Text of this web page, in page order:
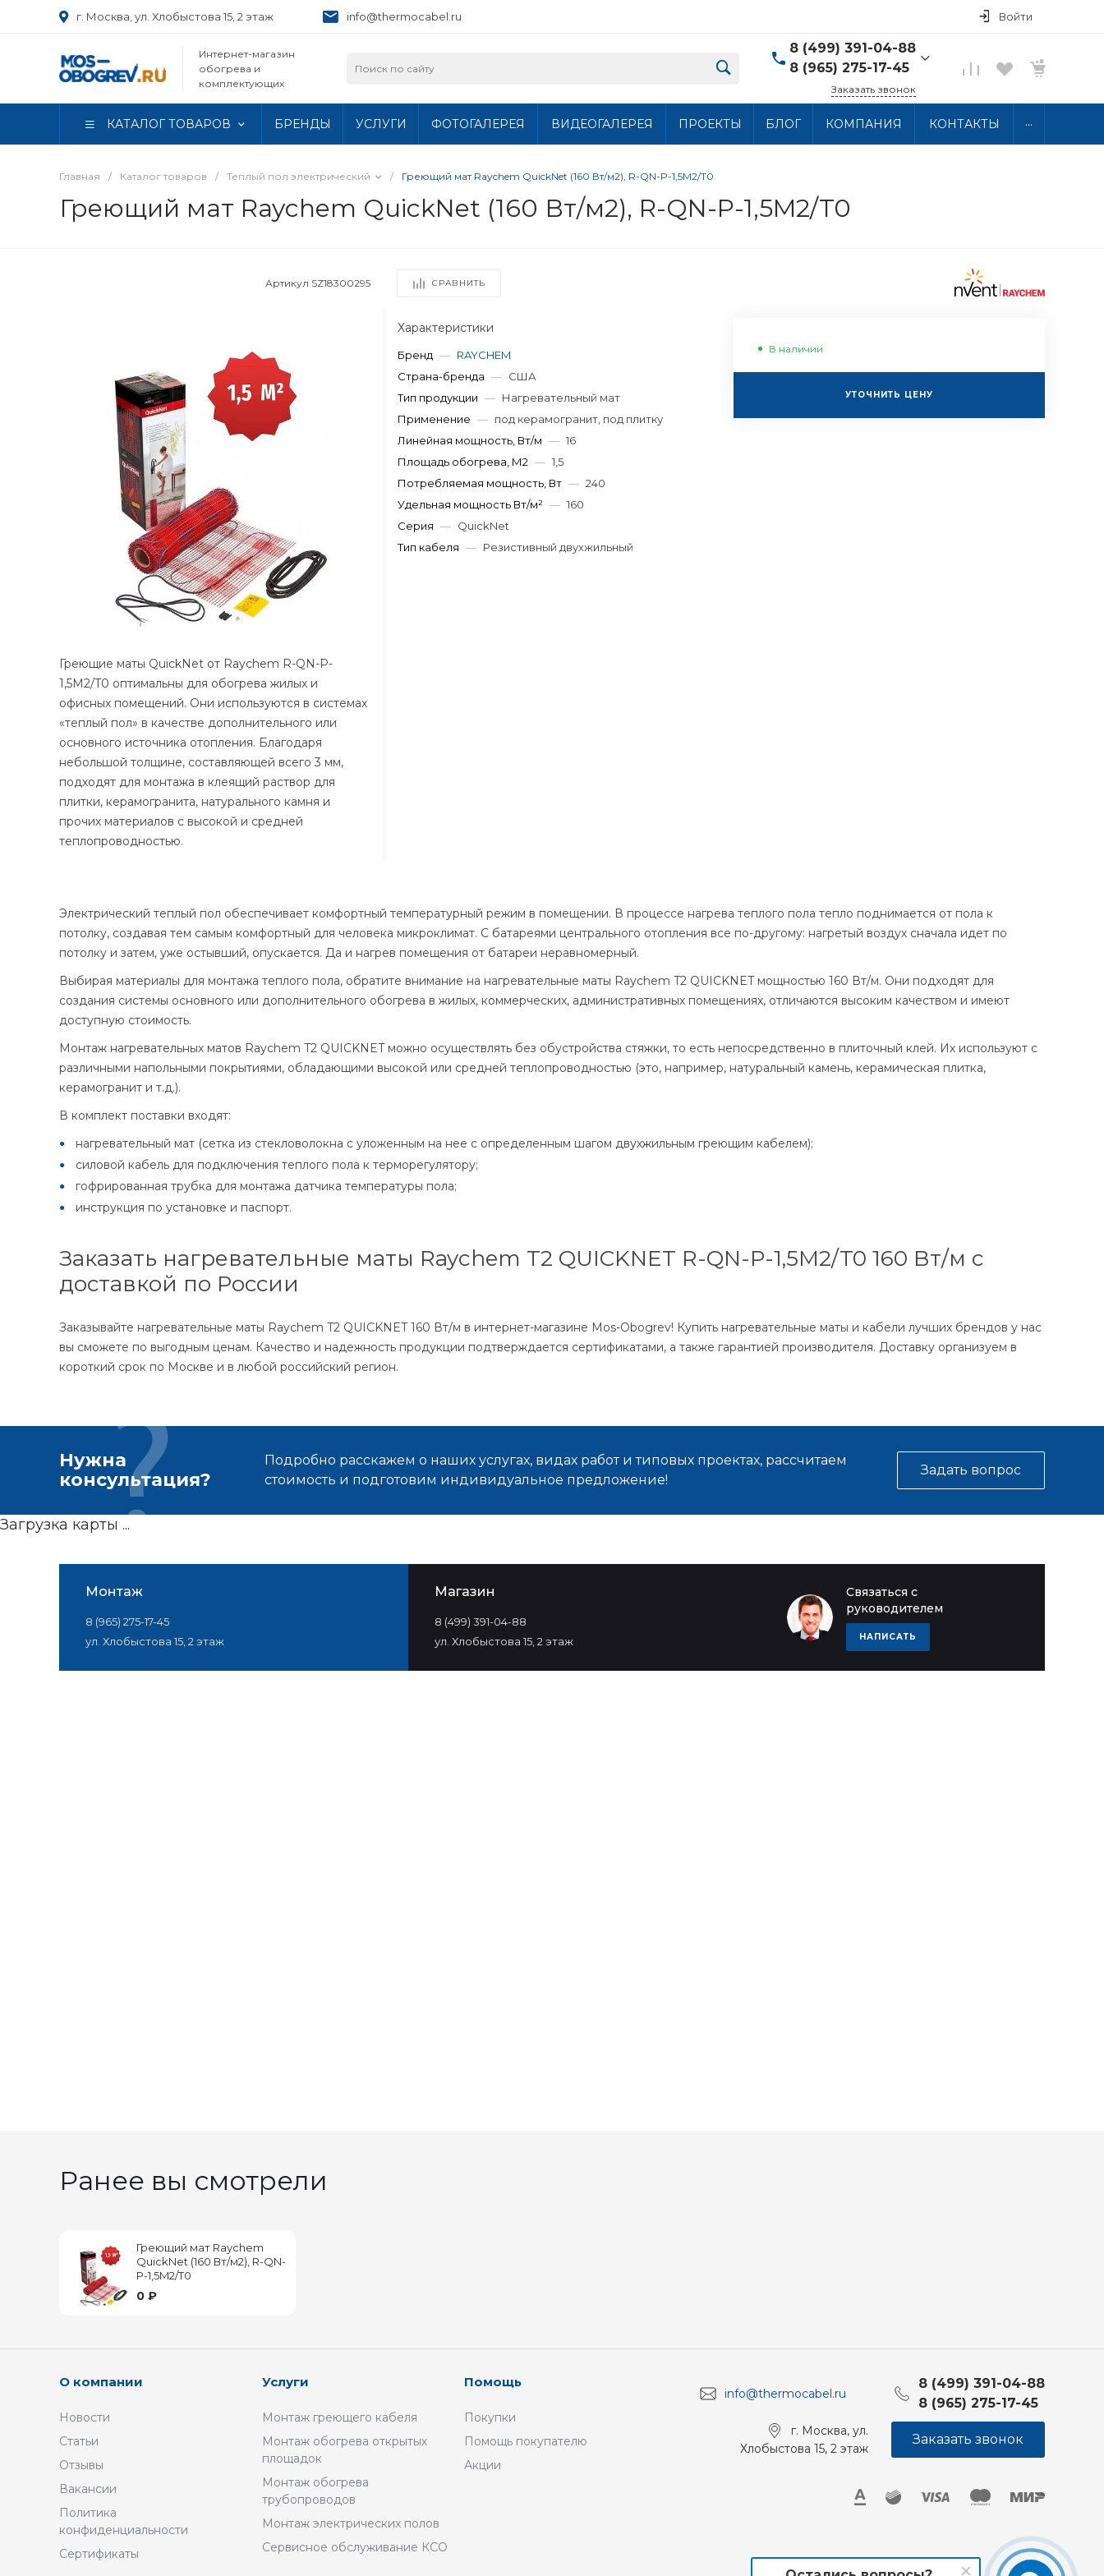
г. Москва, ул. Хлобыстова 15, 2 этаж info@thermocabel.ru Войти
Интернет-магазин
обогрева и
комплектующих
8 (499) 391-04-88
8 (965) 275-17-45
8 (499) 391-04-88
Хлобыстова 15, 2 этаж
info@thermocabel.ru
Заказать звонок
КАТАЛОГ ТОВАРОВ БРЕНДЫ УСЛУГИ ФОТОГАЛЕРЕЯ ВИДЕОГАЛЕРЕЯ ПРОЕКТЫ БЛОГ КОМПАНИЯ КОНТАКТЫ ...
Главная / Каталог товаров / Теплый пол электрический / Греющий мат Raychem QuickNet (160 Вт/м2), R-QN-P-1,5M2/T0
Греющий мат Raychem QuickNet (160 Вт/м2), R-QN-P-1,5M2/T0
Артикул SZ18300295 СРАВНИТЬ
Греющие маты QuickNet от Raychem R-QN-P-
1,5M2/T0 оптимальны для обогрева жилых и
офисных помещений. Они используются в системах
«теплый пол» в качестве дополнительного или
основного источника отопления. Благодаря
небольшой толщине, составляющей всего 3 мм,
подходят для монтажа в клеящий раствор для
плитки, керамогранита, натурального камня и
прочих материалов с высокой и средней
теплопроводностью.
Характеристики
Бренд — RAYCHEM
Страна-бренда — США
Тип продукции — Нагревательный мат
Применение — под керамогранит, под плитку
Линейная мощность, Вт/м — 16
Площадь обогрева, М2 — 1,5
Потребляемая мощность, Вт — 240
Удельная мощность Вт/м² — 160
Серия — QuickNet
Тип кабеля — Резистивный двухжильный
В наличии
УТОЧНИТЬ ЦЕНУ
Электрический теплый пол обеспечивает комфортный температурный режим в помещении. В процессе нагрева теплого пола тепло поднимается от пола к
потолку, создавая тем самым комфортный для человека микроклимат. С батареями центрального отопления все по-другому: нагретый воздух сначала идет по
потолку и затем, уже остывший, опускается. Да и нагрев помещения от батареи неравномерный.
Выбирая материалы для монтажа теплого пола, обратите внимание на нагревательные маты Raychem T2 QUICKNET мощностью 160 Вт/м. Они подходят для
создания системы основного или дополнительного обогрева в жилых, коммерческих, административных помещениях, отличаются высоким качеством и имеют
доступную стоимость.
Монтаж нагревательных матов Raychem T2 QUICKNET можно осуществлять без обустройства стяжки, то есть непосредственно в плиточный клей. Их используют с
различными напольными покрытиями, обладающими высокой или средней теплопроводностью (это, например, натуральный камень, керамическая плитка,
керамогранит и т.д.).
В комплект поставки входят:
нагревательный мат (сетка из стекловолокна с уложенным на нее с определенным шагом двухжильным греющим кабелем);
силовой кабель для подключения теплого пола к терморегулятору;
гофрированная трубка для монтажа датчика температуры пола;
инструкция по установке и паспорт.
Заказать нагревательные маты Raychem T2 QUICKNET R-QN-P-1,5M2/T0 160 Вт/м с
доставкой по России
Заказывайте нагревательные маты Raychem T2 QUICKNET 160 Вт/м в интернет-магазине Mos-Obogrev! Купить нагревательные маты и кабели лучших брендов у нас
вы сможете по выгодным ценам. Качество и надежность продукции подтверждается сертификатами, а также гарантией производителя. Доставку организуем в
короткий срок по Москве и в любой российский регион.
Нужна
консультация?
Подробно расскажем о наших услугах, видах работ и типовых проектах, рассчитаем
стоимость и подготовим индивидуальное предложение!
Задать вопрос
Связаться с
руководителем
НАПИСАТЬ
Монтаж
8 (965) 275-17-45
ул. Хлобыстова 15, 2 этаж
Магазин
8 (499) 391-04-88
ул. Хлобыстова 15, 2 этаж
Загрузка карты ...
Ранее вы смотрели
Греющий мат Raychem
QuickNet (160 Вт/м2), R-QN-
P-1,5M2/T0
0 ₽
О компании
Новости
Статьи
Отзывы
Вакансии
Политика
конфиденциальности
Сертификаты
Услуги
Монтаж греющего кабеля
Монтаж обогрева открытых
площадок
Монтаж обогрева
трубопроводов
Монтаж электрических полов
Сервисное обслуживание КСО
Помощь
Покупки
Помощь покупателю
Акции
info@thermocabel.ru
8 (499) 391-04-88
8 (965) 275-17-45
г. Москва, ул.
Хлобыстова 15, 2 этаж
Заказать звонок